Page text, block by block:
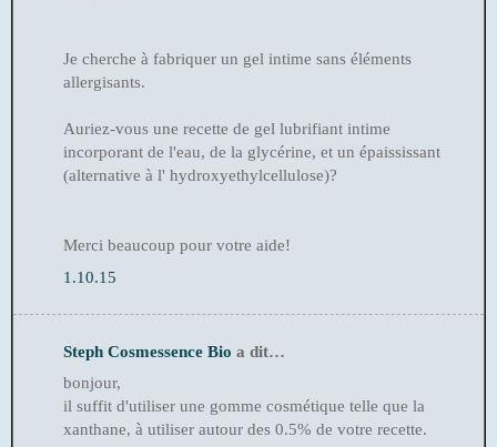
Je cherche à fabriquer un gel intime sans éléments
allergisants.
Auriez-vous une recette de gel lubrifiant intime
incorporant de l'eau, de la glycérine, et un épaississant
(alternative à l' hydroxyethylcellulose)?
Merci beaucoup pour votre aide!
1.10.15
Steph Cosmessence Bio a dit…
bonjour,
il suffit d'utiliser une gomme cosmétique telle que la
xanthane, à utiliser autour des 0.5% de votre recette.